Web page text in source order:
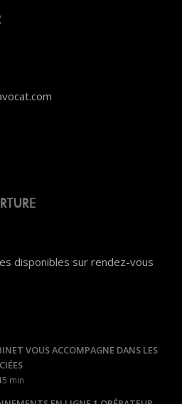
disponibles sur rendez-vous
VOUS ACCOMPAGNE DANS LES
min